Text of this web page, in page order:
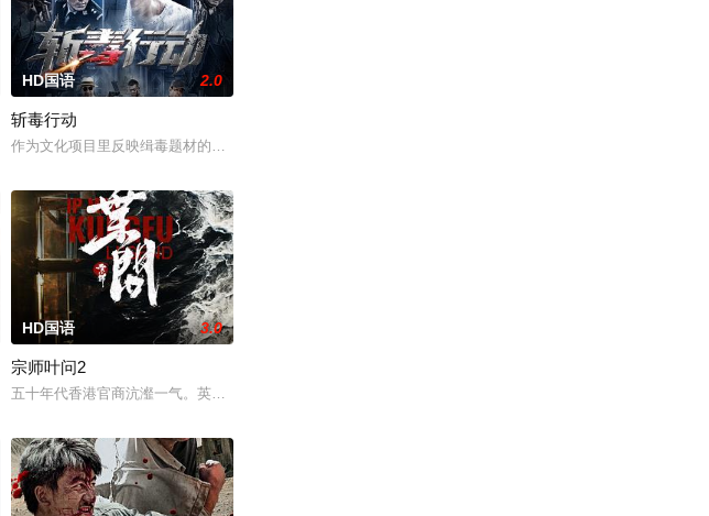
，他必须直面新世界的
护单亲母女小茜和依依，被迫出手击杀黑帮一伙而暴露身份
HD国语 2.0
斩毒行动
作为文化项目里反映缉毒题材的电影《斩毒行动》以“枪战”、“战友情”、“卧底”、“父子情
他凭借机智、训练和一
对社会秩序的破坏为主题，旨在通过电影让观众意识到毒品
HD国语 3.0
宗师叶问2
五十年代香港官商沆瀣一气。英商勾结黑帮强拆工厂压榨劳工，叶问挺身仗义执言，遭多方联手构